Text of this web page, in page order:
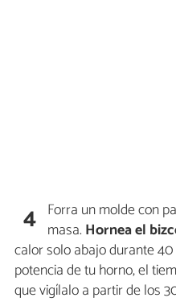
4 Forra un molde con
masa. Hornea el
calor solo abajo durante
potencia de tu horno, el
que vigílalo a partir de los